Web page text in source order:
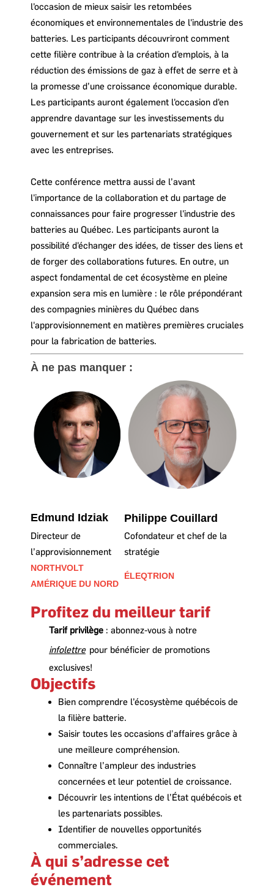
l'occasion de mieux saisir les retombées
économiques et environnementales de l'industrie des
batteries. Les participants découvriront comment
cette filière contribue à la création d'emplois, à la
réduction des émissions de gaz à effet de serre et à
la promesse d’une croissance économique durable.
Les participants auront également l'occasion d'en
apprendre davantage sur les investissements du
gouvernement et sur les partenariats stratégiques
avec les entreprises.
Cette conférence mettra aussi de l’avant
l'importance de la collaboration et du partage de
connaissances pour faire progresser l'industrie des
batteries au Québec. Les participants auront la
possibilité d'échanger des idées, de tisser des liens et
de forger des collaborations futures. En outre, un
aspect fondamental de cet écosystème en pleine
expansion sera mis en lumière : le rôle prépondérant
des compagnies minières du Québec dans
l'approvisionnement en matières premières cruciales
pour la fabrication de batteries.
À ne pas manquer :
Edmund Idziak Philippe Couillard
Directeur de
l’approvisionnement
Cofondateur et chef de la
stratégie
NORTHVOLT
AMÉRIQUE DU NORD
ÉLEQTRION
Profitez du meilleur tarif
Tarif privilège : abonnez-vous à notre
infolettre pour bénéficier de promotions
exclusives!
Objectifs
Bien comprendre l’écosystème québécois de
la filière batterie.
Saisir toutes les occasions d’affaires grâce à
une meilleure compréhension.
Connaître l’ampleur des industries
concernées et leur potentiel de croissance.
Découvrir les intentions de l’État québécois et
les partenariats possibles.
Identifier de nouvelles opportunités
commerciales.
À qui s’adresse cet
événement